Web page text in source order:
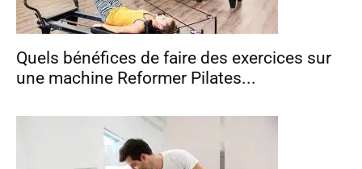
Quels bénéfices de faire des exercices sur
une machine Reformer Pilates...